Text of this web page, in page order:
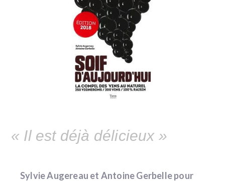
« Il est déjà délicieux »
Sylvie Augereau et Antoine Gerbelle pour